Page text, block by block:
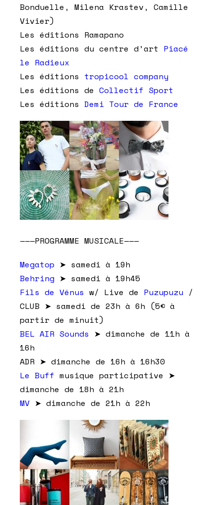
Bonduelle, Milena Krastev, Camille
Vivier)
Les éditions Ramapano
Les éditions du centre d’art Piacé
le Radieux
Les éditions tropicool company
Les éditions de Collectif Sport
Les éditions Demi Tour de France
———PROGRAMME MUSICALE———
Megatop ➤ samedi à 19h
Behring ➤ samedi à 19h45
Fils de Vénus w/ Live de Puzupuzu /
CLUB ➤ samedi de 23h à 6h (5€ à
partir de minuit)
BEL AIR Sounds ➤ dimanche de 11h à
16h
ADR ➤ dimanche de 16h à 16h30
Le Buff musique participative ➤
dimanche de 18h à 21h
MV ➤ dimanche de 21h à 22h